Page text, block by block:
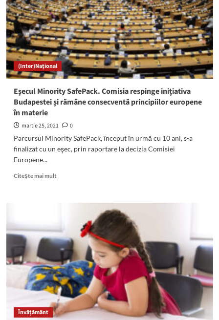
facilita
libera
circulaţie
(Inter)Național
Eşecul Minority SafePack. Comisia respinge iniţiativa
Budapestei şi rămâne consecventă principiilor europene
în materie
martie 25, 2021
0
Parcursul Minority SafePack, început în urmă cu 10 ani, s-a
finalizat cu un eşec, prin raportare la decizia Comisiei
Europene...
Citește mai multRead
Comisia
respinge
iniţiativa
Budapestei
şi
rămâne
consecventă
principiilor
europene
în
Învățământ